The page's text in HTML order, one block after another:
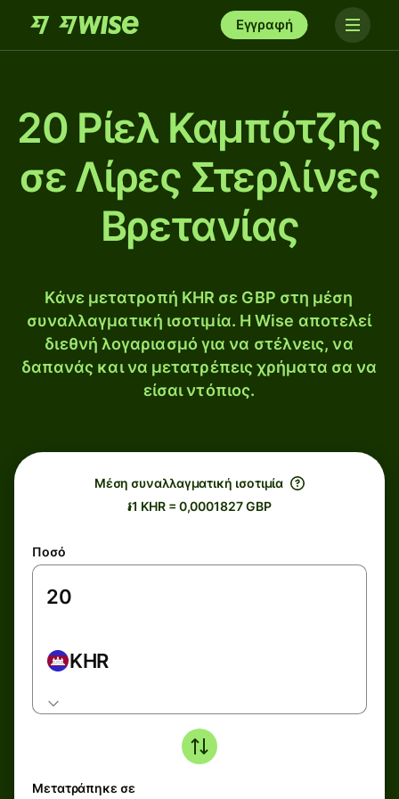
Εγγραφή
20 Ρίελ Καμπότζης
σε Λίρες Στερλίνες
Βρετανίας
Κάνε μετατροπή KHR σε GBP στη μέση
συναλλαγματική ισοτιμία. Η Wise αποτελεί
διεθνή λογαριασμό για να στέλνεις, να
δαπανάς και να μετατρέπεις χρήματα σα να
είσαι ντόπιος.
Μέση συναλλαγματική ισοτιμία
៛1 KHR = 0,0001827 GBP
Ποσό
KHR
Μετατράπηκε σε